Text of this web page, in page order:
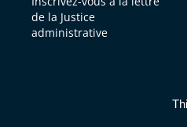
de la Justice
administrative